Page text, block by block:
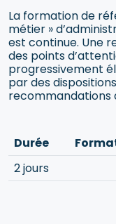
La formation de
métier »
est continue. Une
des points
progressivement
par des
recommandations
Durée
2 jours